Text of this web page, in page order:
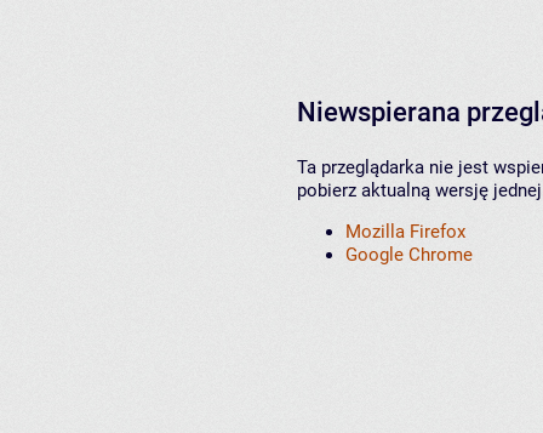
Niewspierana
Ta przeglądarka nie jest
pobierz aktualną wersję
Mozilla Firefox
Google Chrome